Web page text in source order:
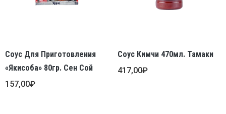
Соус Для Приготовления
«Якисоба» 80гр. Сен Сой
157,00₽
Соус Кимчи 470мл. Тамаки
417,00₽